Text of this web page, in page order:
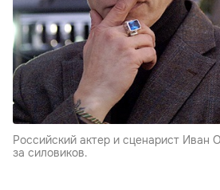
Российский актер и сценарист Иван
за силовиков.